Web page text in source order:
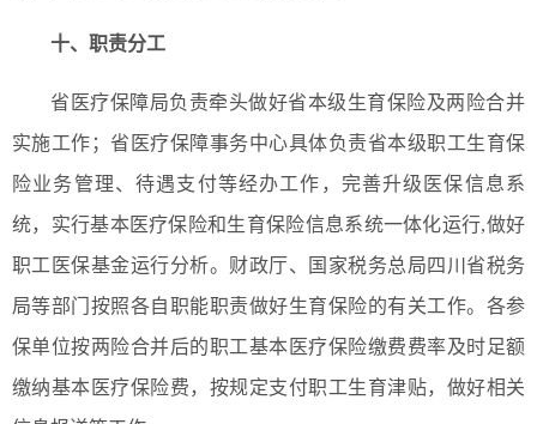
十、职责分工
省医疗保障局负责牵头做好省本级生育保险及两险合并
实施工作；省医疗保障事务中心具体负责省本级职工生育保
险业务管理、待遇支付等经办工作，完善升级医保信息系
统，实行基本医疗保险和生育保险信息系统一体化运行,做好
职工医保基金运行分析。财政厅、国家税务总局四川省税务
局等部门按照各自职能职责做好生育保险的有关工作。各参
保单位按两险合并后的职工基本医疗保险缴费费率及时足额
缴纳基本医疗保险费，按规定支付职工生育津贴，做好相关